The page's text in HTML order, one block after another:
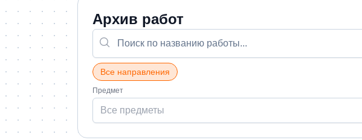
Архив работ
Все направления
Предмет
Все предметы